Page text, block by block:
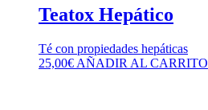
Teatox Hepático
Té con propiedades hepáticas
25,00€ AÑADIR AL CARRITO